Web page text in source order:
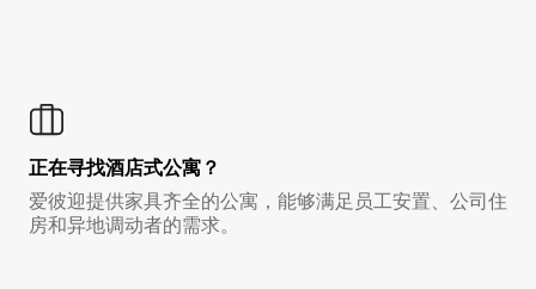
正在寻找酒店式公寓？
爱彼迎提供家具齐全的公寓，能够满足员工安置、公司住
房和异地调动者的需求。